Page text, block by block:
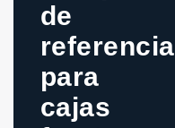
de
referencia
para
cajas